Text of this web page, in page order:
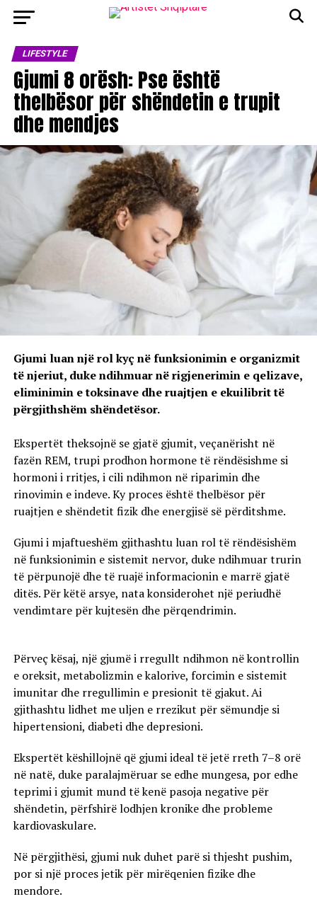
LIFESTYLE
Gjumi 8 orësh: Pse është
thelbësor për shëndetin e trupit
dhe mendjes
Gjumi luan një rol kyç në funksionimin e organizmit
të njeriut, duke ndihmuar në rigjenerimin e qelizave,
eliminimin e toksinave dhe ruajtjen e ekuilibrit të
përgjithshëm shëndetësor.
Ekspertët theksojnë se gjatë gjumit, veçanërisht në
fazën REM, trupi prodhon hormone të rëndësishme si
hormoni i rritjes, i cili ndihmon në riparimin dhe
rinovimin e indeve. Ky proces është thelbësor për
ruajtjen e shëndetit fizik dhe energjisë së përditshme.
Gjumi i mjaftueshëm gjithashtu luan rol të rëndësishëm
në funksionimin e sistemit nervor, duke ndihmuar trurin
të përpunojë dhe të ruajë informacionin e marrë gjatë
ditës. Për këtë arsye, nata konsiderohet një periudhë
vendimtare për kujtesën dhe përqendrimin.
Përveç kësaj, një gjumë i rregullt ndihmon në kontrollin
e oreksit, metabolizmin e kalorive, forcimin e sistemit
imunitar dhe rregullimin e presionit të gjakut. Ai
gjithashtu lidhet me uljen e rrezikut për sëmundje si
hipertensioni, diabeti dhe depresioni.
Ekspertët këshillojnë që gjumi ideal të jetë rreth 7–8 orë
në natë, duke paralajmëruar se edhe mungesa, por edhe
teprimi i gjumit mund të kenë pasoja negative për
shëndetin, përfshirë lodhjen kronike dhe probleme
kardiovaskulare.
Në përgjithësi, gjumi nuk duhet parë si thjesht pushim,
por si një proces jetik për mirëqenien fizike dhe
mendore.